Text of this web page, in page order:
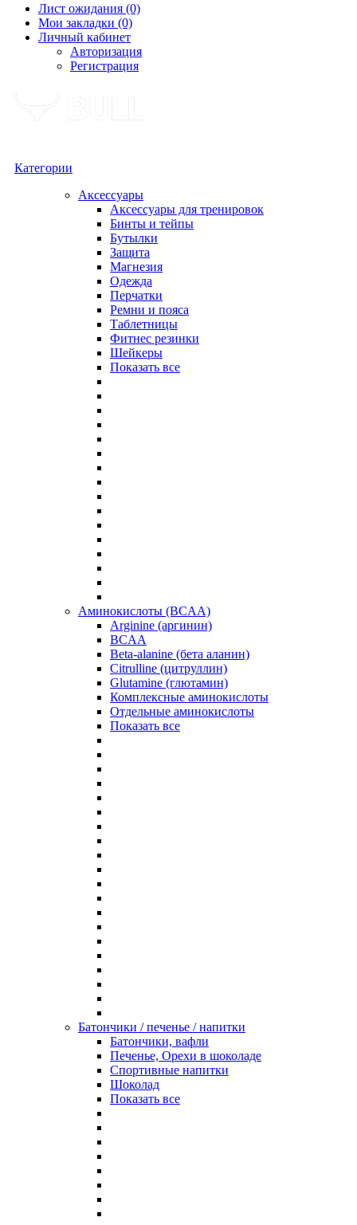
Лист ожидания (0)
Мои закладки (0)
Личный кабинет
Авторизация
Регистрация
Категории
Аксессуары
Аксессуары для тренировок
Бинты и тейпы
Бутылки
Защита
Магнезия
Одежда
Перчатки
Ремни и пояса
Таблетницы
Фитнес резинки
Шейкеры
Показать все
Аминокислоты (BCAA)
Arginine (аргинин)
BCAA
Beta-alanine (бета аланин)
Citrulline (цитруллин)
Glutamine (глютамин)
Комплексные аминокислоты
Отдельные аминокислоты
Показать все
Батончики / печенье / напитки
Батончики, вафли
Печенье, Орехи в шоколаде
Спортивные напитки
Шоколад
Показать все